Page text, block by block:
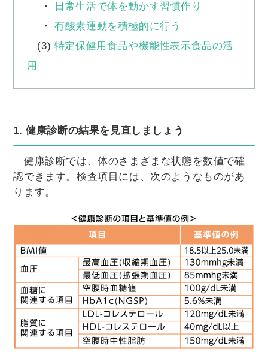
・
日常生活で体を動かす習慣作り
・有酸素運動を積極的に行う
(3) 特定保健用食品や機能性表示食品の活
用
1. 健康診断の結果を見直しましょう
健康診断では、体のさまざまな状態を数値で確
認できます。検査項目には、次のようなものがあ
ります。